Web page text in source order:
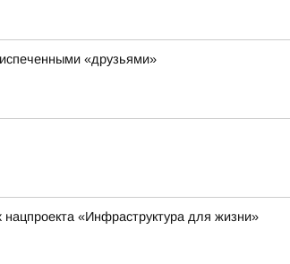
«друзьями»
«Инфраструктура для жизни»